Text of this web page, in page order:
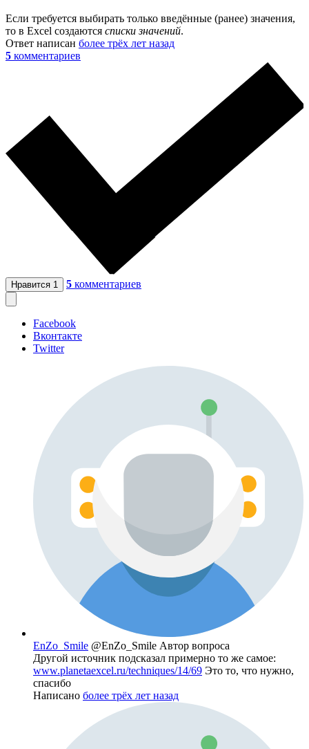
Если требуется выбирать только введённые (ранее) значения,
то в Excel создаются списки значений.
Ответ написан более трёх лет назад
5 комментариев
Нравится 1 5 комментариев
Facebook
Вконтакте
Twitter
EnZo_Smile @EnZo_Smile Автор вопроса
Другой источник подсказал примерно то же самое:
www.planetaexcel.ru/techniques/14/69 Это то, что нужно,
спасибо
Написано более трёх лет назад